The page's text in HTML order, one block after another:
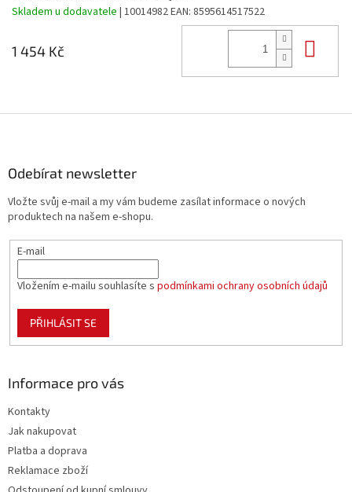
Skladem u dodavatele | 10014982EAN: 8595614517522
1 454 Kč
Odebírat newsletter
Vložte svůj e-mail a my vám budeme zasílat informace o nových
produktech na našem e-shopu.
E-mail
Vložením e-mailu souhlasíte s podmínkami ochrany osobních údajů
PŘIHLÁSIT SE
Informace pro vás
Kontakty
Jak nakupovat
Platba a doprava
Reklamace zboží